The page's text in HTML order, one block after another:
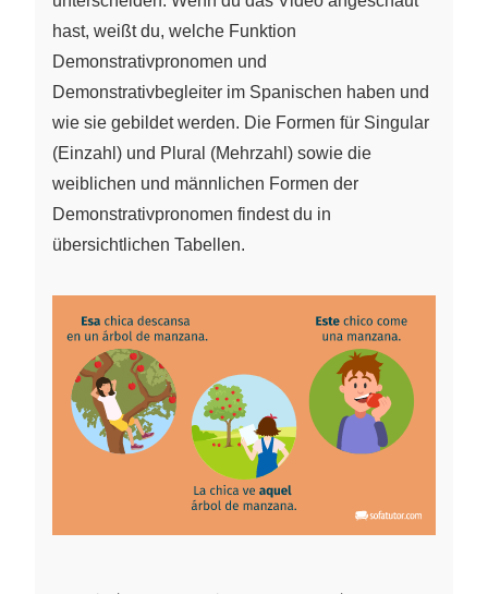
hast, weißt du, welche Funktion
Demonstrativpronomen und
Demonstrativbegleiter im Spanischen haben und
wie sie gebildet werden. Die Formen für Singular
(Einzahl) und Plural (Mehrzahl) sowie die
weiblichen und männlichen Formen der
Demonstrativpronomen findest du in
übersichtlichen Tabellen.